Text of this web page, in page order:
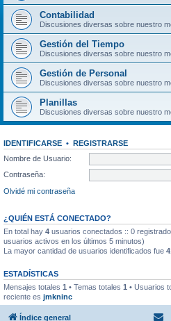
Contabilidad
Discusiones diversas sobre nuestro
Gestión del Tiempo
Discusiones diversas sobre nuestro
Gestión de Personal
Discusiones diversas sobre nuestro
Planillas
Discusiones diversas sobre nuestro
IDENTIFICARSE • REGISTRARSE
Nombre de Usuario:
Contraseña:
Olvidé mi contraseña
¿QUIÉN ESTÁ CONECTADO?
En total hay 4 usuarios conectados :: 0
usuarios activos en los últimos 5 minutos)
La mayor cantidad de usuarios identificados fue
ESTADÍSTICAS
Mensajes totales 1 • Temas totales 1 • Usuarios
reciente es jmkninc
Índice general